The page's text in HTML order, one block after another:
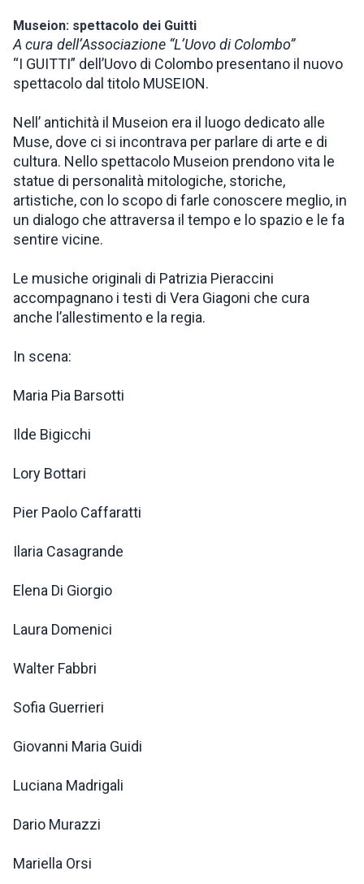
Museion: spettacolo dei Guitti
A cura dell’Associazione “L’Uovo di Colombo”
“I GUITTI” dell’Uovo di Colombo presentano il nuovo
spettacolo dal titolo MUSEION.
Nell’ antichità il Museion era il luogo dedicato alle
Muse, dove ci si incontrava per parlare di arte e di
cultura. Nello spettacolo Museion prendono vita le
statue di personalità mitologiche, storiche,
artistiche, con lo scopo di farle conoscere meglio, in
un dialogo che attraversa il tempo e lo spazio e le fa
sentire vicine.
Le musiche originali di Patrizia Pieraccini
accompagnano i testi di Vera Giagoni che cura
anche l’allestimento e la regia.
In scena:
Maria Pia Barsotti
Ilde Bigicchi
Lory Bottari
Pier Paolo Caffaratti
Ilaria Casagrande
Elena Di Giorgio
Laura Domenici
Walter Fabbri
Sofia Guerrieri
Giovanni Maria Guidi
Luciana Madrigali
Dario Murazzi
Mariella Orsi